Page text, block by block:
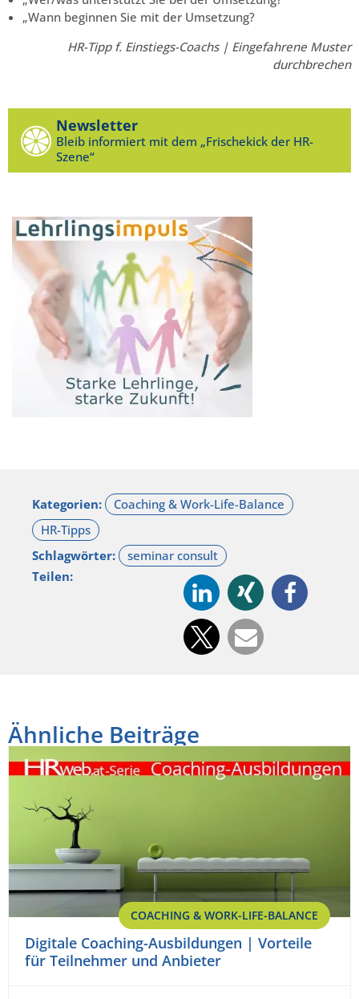
„Wann beginnen Sie mit der Umsetzung?
HR-Tipp f. Einstiegs-Coachs | Eingefahrene Muster
durchbrechen
Newsletter
Bleib informiert mit dem „Frischekick der HR-
Szene“
Kategorien:
Schlagwörter:
Teilen:
Ähnliche Beiträge
COACHING & WORK-LIFE-BALANCE
Digitale Coaching-Ausbildungen | Vorteile
für Teilnehmer und Anbieter